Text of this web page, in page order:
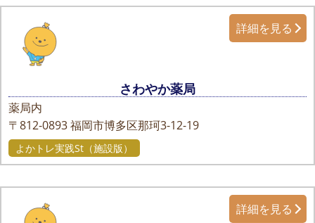
さわやか薬局
薬局内
〒812-0893福岡市博多区那珂3-12-19
詳細を見る
よかトレ実践St（施設版）
詳細を見る